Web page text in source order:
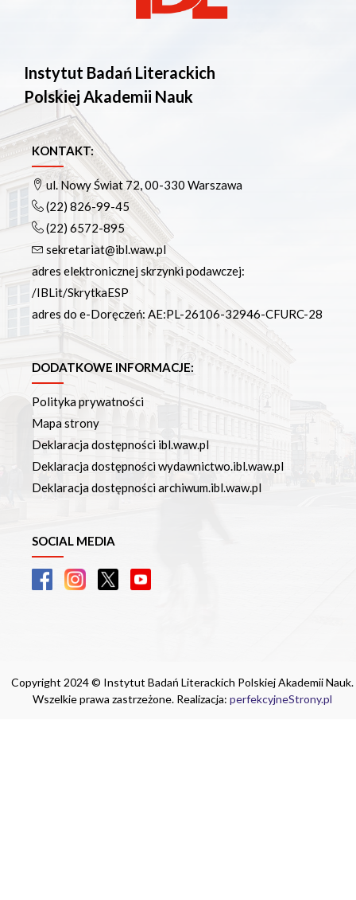
Instytut Badań Literackich
Polskiej Akademii Nauk
KONTAKT:
ul. Nowy Świat 72, 00-330 Warszawa
(22) 826-99-45
(22) 6572-895
sekretariat@ibl.waw.pl
adres elektronicznej skrzynki podawczej:
/IBLit/SkrytkaESP
adres do e-Doręczeń: AE:PL-26106-32946-CFURC-28
DODATKOWE INFORMACJE:
Polityka prywatności
Mapa strony
Deklaracja dostępności ibl.waw.pl
Deklaracja dostępności wydawnictwo.ibl.waw.pl
Deklaracja dostępności archiwum.ibl.waw.pl
SOCIAL MEDIA
Copyright 2024 © Instytut Badań Literackich Polskiej Akademii Nauk.
Wszelkie prawa zastrzeżone. Realizacja: perfekcyjneStrony.pl